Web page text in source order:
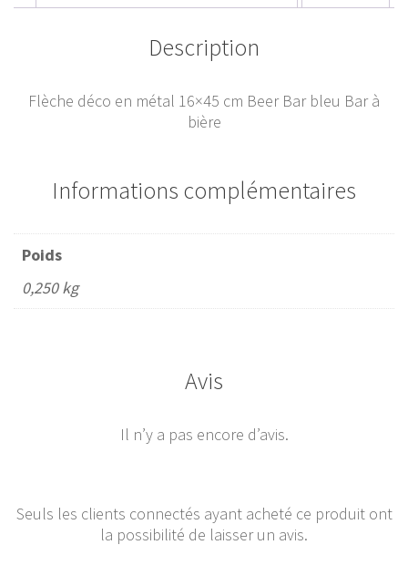
Description
Flèche déco en métal 16×45 cm Beer Bar bleu Bar à
bière
Informations complémentaires
Poids
0,250 kg
Avis
Il n’y a pas encore d’avis.
Seuls les clients connectés ayant acheté ce produit ont
la possibilité de laisser un avis.